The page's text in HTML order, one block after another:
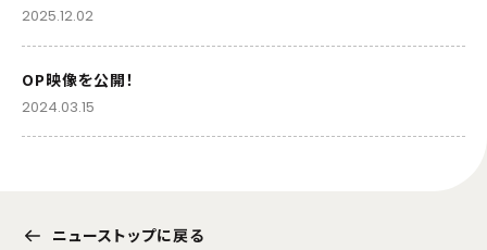
2025.12.02
OP映像を公開！
2024.03.15
ニューストップに戻る